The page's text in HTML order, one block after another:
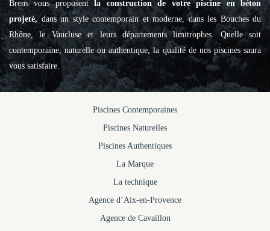
Brens vous proposentla construction de votre piscine en béton
projeté, dans un style contemporain et moderne, dans les Bouches du
Rhône, le Vaucluse et leurs départements limitrophes. Quelle soit
contemporaine, naturelle ou authentique, la qualité de nos piscines saura
vous satisfaire.
Piscines Contemporaines
Piscines Naturelles
Piscines Authentiques
La Marque
La technique
Agence d’Aix-en-Provence
Agence de Cavaillon